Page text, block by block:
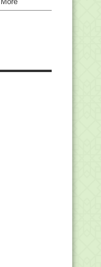
yang
dari
SISWA
GURU
SISWA
GURU
SISWA